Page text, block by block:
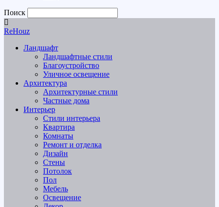
Поиск
ReHouz
Ландшафт
Ландшафтные стили
Благоустройство
Уличное освещение
Архитектура
Архитектурные стили
Частные дома
Интерьер
Стили интерьера
Квартира
Комнаты
Ремонт и отделка
Дизайн
Стены
Потолок
Пол
Мебель
Освещение